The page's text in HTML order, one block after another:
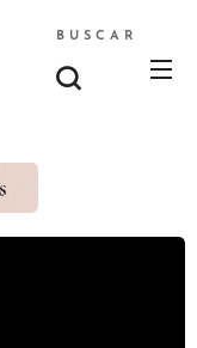
BUSCAR